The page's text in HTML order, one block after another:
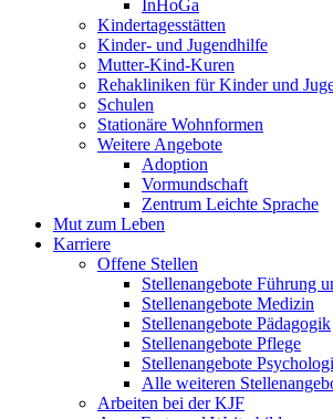
InHoGa
Kindertagesstätten
Kinder- und Jugendhilfe
Mutter-Kind-Kuren
Rehakliniken für Kinder und
Schulen
Stationäre Wohnformen
Weitere Angebote
Adoption
Vormundschaft
Zentrum Leichte Sprache
Mut zum Leben
Karriere
Offene Stellen
Stellenangebote Führung
Stellenangebote Medizin
Stellenangebote Pädagogik
Stellenangebote Pflege
Stellenangebote
Alle weiteren
Arbeiten bei der KJF